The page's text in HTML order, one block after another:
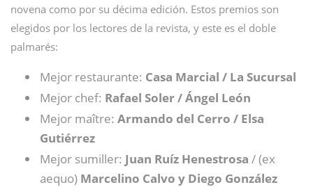
novena como por su décima edición. Estos premios son
elegidos por los lectores de la revista, y este es el doble
palmarés:
Mejor restaurante: Casa Marcial / La Sucursal
Mejor chef: Rafael Soler / Ángel León
Mejor maître: Armando del Cerro / Elsa
Gutiérrez
Mejor sumiller: Juan Ruíz Henestrosa / (ex
aequo) Marcelino Calvo y Diego González